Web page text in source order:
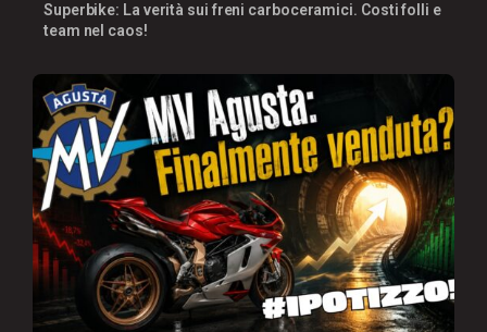
Superbike: La verità sui freni carboceramici. Costi folli e
team nel caos!